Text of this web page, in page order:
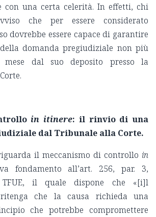
con una certa celerità. In effetti, chi
che per essere considerato
dovrebbe essere capace di garantire
domanda pregiudiziale non più
dal suo deposito presso la
in itinere: il rinvio di una
dal Tribunale alla Corte.
il meccanismo di controllo in
fondamento all’art. 256, par. 3,
TFUE, il quale dispone che «[i]l
che la causa richieda una
che potrebbe compromettere